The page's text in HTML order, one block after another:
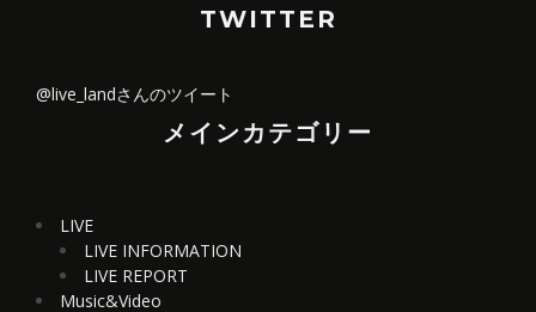
TWITTER
@live_landさんのツイート
メインカテゴリー
LIVE
LIVE INFORMATION
LIVE REPORT
Music&Video